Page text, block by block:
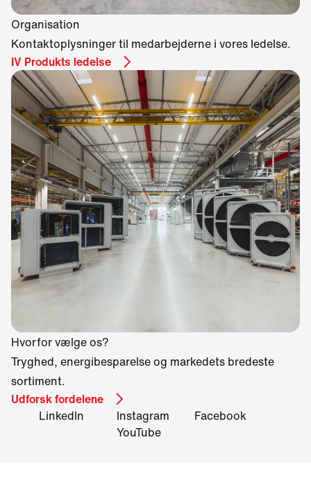
Organisation
Kontaktoplysninger til medarbejderne i vores ledelse.
IV Produkts ledelse
Hvorfor vælge os?
Tryghed, energibesparelse og markedets bredeste
sortiment.
Udforsk fordelene
LinkedIn
Instagram
Facebook
YouTube